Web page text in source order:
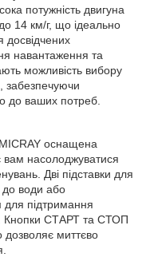
потужність двигуна
14 км/г, що ідеально
досвідчених
навантаження та
можливість вибору
забезпечуючи
до ваших потреб.
оснащена
насолоджуватися
Дві підставки для
до води або
підтримання
Кнопки СТАРТ та СТОП
дозволяє миттєво